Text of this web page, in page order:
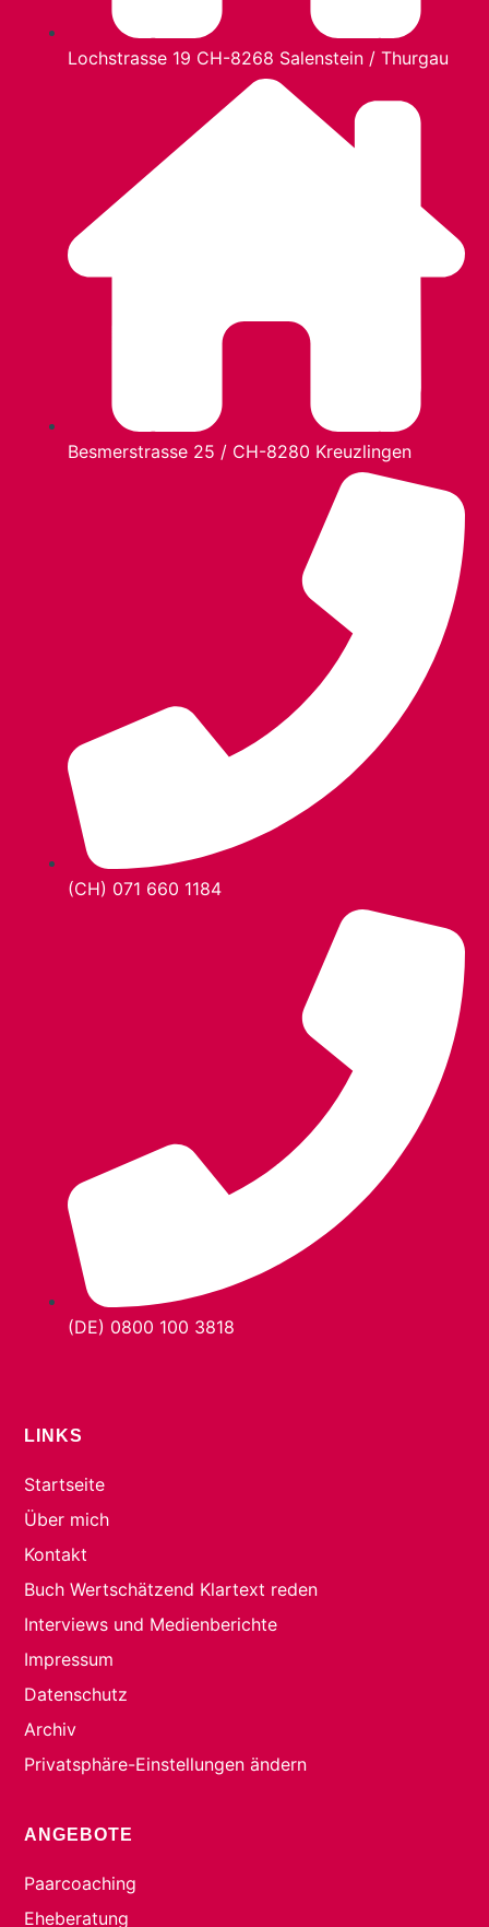
Lochstrasse 19 CH-8268 Salenstein / Thurgau
Besmerstrasse 25 / CH-8280 Kreuzlingen
(CH) 071 660 1184
(DE) 0800 100 3818
LINKS
Startseite
Über mich
Kontakt
Buch Wertschätzend Klartext reden
Interviews und Medienberichte
Impressum
Datenschutz
Archiv
Privatsphäre-Einstellungen ändern
ANGEBOTE
Paarcoaching
Eheberatung